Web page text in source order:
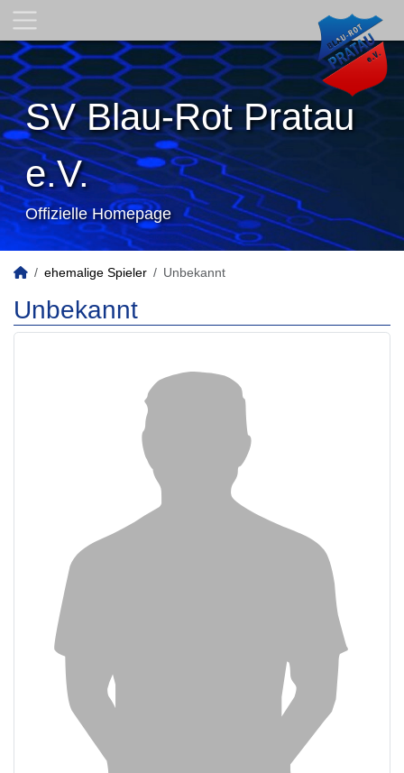
SV Blau-Rot Pratau
e.V.
Offizielle Homepage
ehemalige Spieler Unbekannt
Unbekannt